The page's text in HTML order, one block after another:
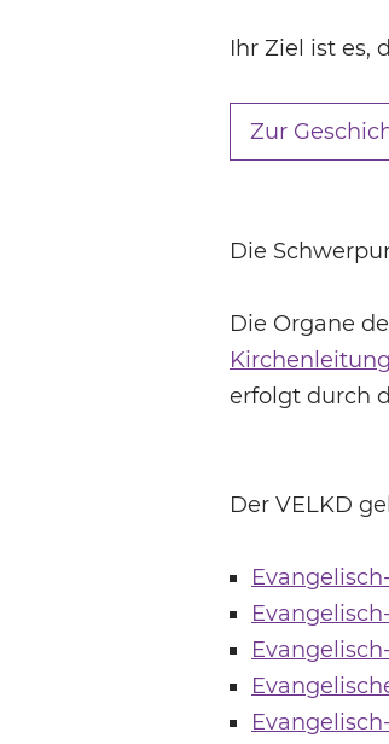
Ihr Ziel ist es,
Zur
Die
Die Organe
Kirchenleitung
erfolgt durch
Der VELKD